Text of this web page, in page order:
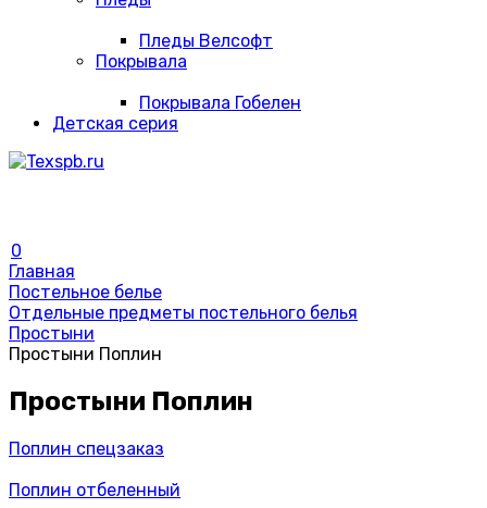
Пледы Велсофт
Покрывала
Покрывала Гобелен
Детская серия
0
Главная
Постельное белье
Отдельные предметы постельного белья
Простыни
Простыни Поплин
Простыни Поплин
Поплин спецзаказ
Поплин отбеленный